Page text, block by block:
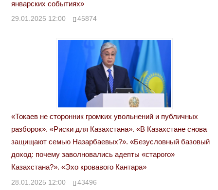
январских событиях»
29.01.2025 12:00 45874
«Токаев не сторонник громких увольнений и публичных
разборок». «Риски для Казахстана». «В Казахстане снова
защищают семью Назарбаевых?». «Безусловный базовый
доход: почему заволновались адепты «старого»
Казахстана?». «Эхо кровавого Кантара»
28.01.2025 12:00 43496